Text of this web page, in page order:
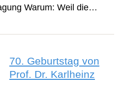
Warum: Weil die…
70. Geburtstag von
Prof. Dr. Karlheinz